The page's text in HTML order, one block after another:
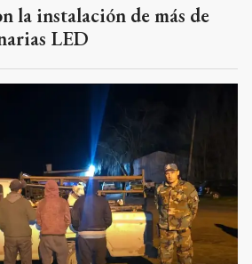
la instalación de más de
LED